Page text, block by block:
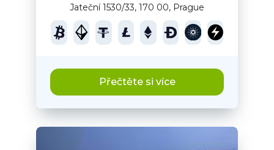
Jateční 1530/33, 170 00, Prague
Přečtěte si více